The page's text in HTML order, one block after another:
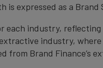
is expressed as a Brand
each industry,
industry,
from Brand Finance’s